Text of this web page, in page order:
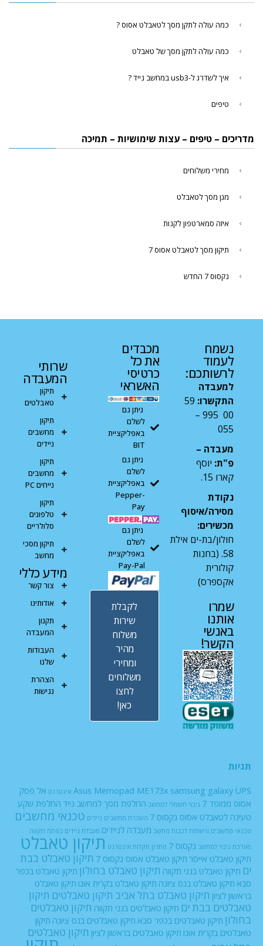
כמה עולה לתקן מסך לטאבלט אסוס ?
כמה עולה לתקן מסך של טאבלט
איך לשדרג ל-usb3 במחשב נייד ?
טיפים
מדריכים – טיפים – עצות שימושיות – תמיכה
מחירי משלוחים
מגן מסך לטאבלט
איזה סמארטפון לקנות
תיקון מסך לטאבלט אסוס 7
נקסוס 7 החדש
נשמח
לעמוד
לרשותכם:
למעבדה
התקשרו: 59
00 995 –
055
מעבדה –
פ"ת: יוסף
קארו 15.
נקודת
מסירה/איסוף
מכשירים:
חולון/בת-ים אילת
58. (בחנות
קולורית
אקספרס)
שמרו
אותנו
באנשי
הקשר!
מכבדים
את כל
כרטיסי
האשראי
ניתן גם
לשלם
באפליקציית
BIT
ניתן גם
לשלם
באפליקציית
Pepper-
Pay
ניתן גם
לשלם
באפליקציית
Pay-Pal
לקבלת
שירות
משלוח
מהיר
ומחירי
משלוחים
לחצו
כאן!
שרותי
המעבדה
תיקון
טאבלטים
תיקון
מחשבים
ניידים
תיקון
מחשבים
נייחים PC
תיקון
טלפונים
סלולריים
תיקון מסכי
מחשב
מידע כללי
צור קשר
אודותינו
תקנון
המעבדה
העבודות
שלנו
הצהרת
נגישות
תגיות
Asus Memopad ME173x samsung galaxy UPS אינטרנט אל פסק
אסוס ממופד 7
גיבוי חשמלי למחשב החלפת מסך למחשב נייד החלפת שקע
טעינה לטאבלט אסוס נקסוס 7
השכרת מחשבים ניידים טכנאי מחשבים
טכנאי מחשבים ורשתות לכבות מחשב מעבדה לניידים מעבדת ניידים בפתח תקווה
מערכת גיבוי למחשב נקסוס 7 פתרון תקלות אינטרנט תיקון טאבלט
תיקון טאבלט אייסר תיקון טאבלט אסוס נקסוס 7
תיקון טאבלט בבת
ים תיקון טאבלט בגני תקווה תיקון טאבלט בחולון תיקון טאבלט בכפר
סבא תיקון טאבלט בנס ציונה תיקון טאבלט בקרית אונו תיקון טאבלט
בראשון לציון תיקון טאבלט בתל אביב תיקון טאבלטים תיקון
טאבלטים בבת ים תיקון טאבלטים בגני תקווה תיקון טאבלטים
בחולון תיקון טאבלטים בכפר סבא תיקון טאבלטים בנס ציונה תיקון
טאבלטים בקרית אונו תיקון טאבלטים בראשון לציון תיקון טאבלטים